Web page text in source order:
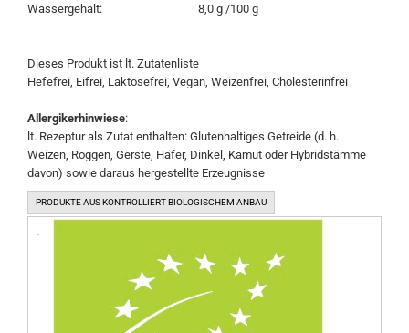
Wassergehalt:
8,0 g /100 g
Dieses Produkt ist lt. Zutatenliste
Hefefrei, Eifrei, Laktosefrei, Vegan, Weizenfrei, Cholesterinfrei
Allergikerhinwiese:
lt. Rezeptur als Zutat enthalten: Glutenhaltiges Getreide (d. h.
Weizen, Roggen, Gerste, Hafer, Dinkel, Kamut oder Hybridstämme
davon) sowie daraus hergestellte Erzeugnisse
PRODUKTE AUS KONTROLLIERT BIOLOGISCHEM ANBAU